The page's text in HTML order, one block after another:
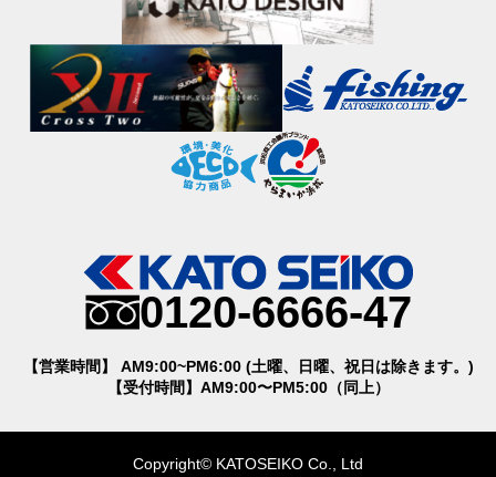
0120-6666-47
【営業時間】 AM9:00~PM6:00 (土曜、日曜、祝日は除きます。)
【受付時間】AM9:00〜PM5:00（同上）
Copyright© KATOSEIKO Co., Ltd